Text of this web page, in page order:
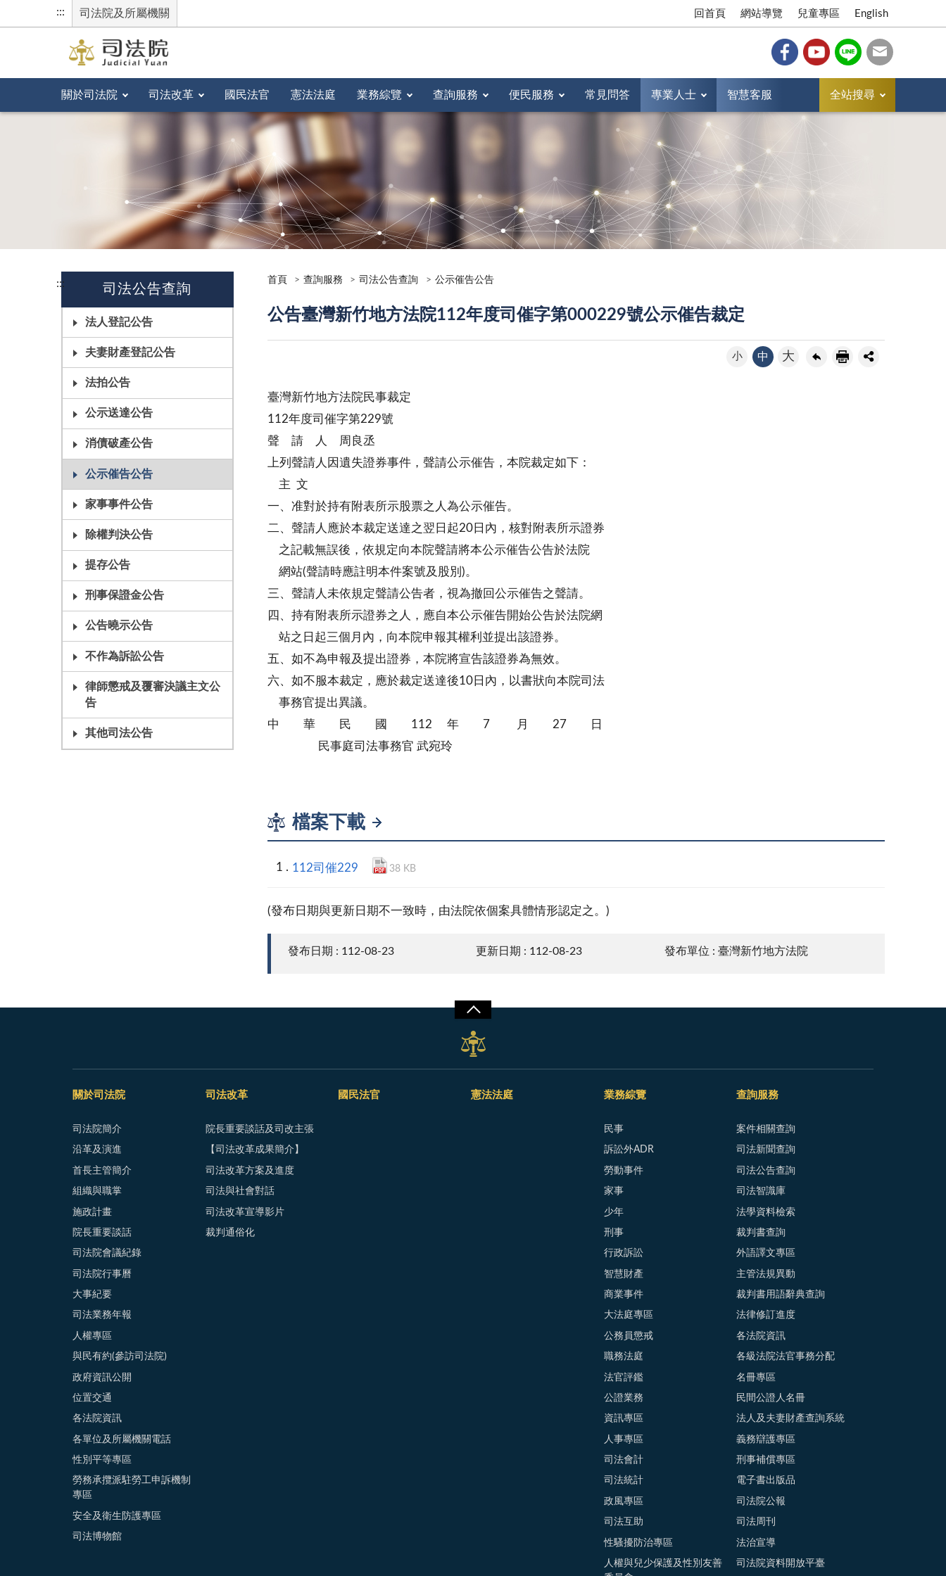
::: 司法院及所屬機關 回首頁 網站導覽 兒童專區 English
關於司法院 司法改革 國民法官 憲法法庭 業務綜覽 查詢服務 便民服務 常見問答 專業人士 智慧客服 全站搜尋
::: 司法公告查詢
法人登記公告
夫妻財產登記公告
法拍公告
公示送達公告
消債破產公告
公示催告公告
家事事件公告
除權判決公告
提存公告
刑事保證金公告
公告曉示公告
不作為訴訟公告
律師懲戒及覆審決議主文公
告
其他司法公告
首頁 查詢服務 司法公告查詢 公示催告公告
公告臺灣新竹地方法院112年度司催字第000229號公示催告裁定
小 中 大
臺灣新竹地方法院民事裁定
112年度司催字第229號
聲 請 人 周良丞
上列聲請人因遺失證券事件，聲請公示催告，本院裁定如下：
主 文
一、准對於持有附表所示股票之人為公示催告。
二、聲請人應於本裁定送達之翌日起20日內，核對附表所示證券
之記載無誤後，依規定向本院聲請將本公示催告公告於法院
網站(聲請時應註明本件案號及股別)。
三、聲請人未依規定聲請公告者，視為撤回公示催告之聲請。
四、持有附表所示證券之人，應自本公示催告開始公告於法院網
站之日起三個月內，向本院申報其權利並提出該證券。
五、如不為申報及提出證券，本院將宣告該證券為無效。
六、如不服本裁定，應於裁定送達後10日內，以書狀向本院司法
事務官提出異議。
中 華 民 國 112 年 7 月 27 日
民事庭司法事務官 武宛玲
檔案下載
112司催229 38 KB
(發布日期與更新日期不一致時，由法院依個案具體情形認定之。)
發布日期 : 112-08-23 更新日期 : 112-08-23 發布單位 : 臺灣新竹地方法院
關於司法院
司法院簡介
沿革及演進
首長主管簡介
組織與職掌
施政計畫
院長重要談話
司法院會議紀錄
司法院行事曆
大事紀要
司法業務年報
人權專區
與民有約(參訪司法院)
政府資訊公開
位置交通
各法院資訊
各單位及所屬機關電話
性別平等專區
勞務承攬派駐勞工申訴機制
專區
安全及衛生防護專區
司法博物館
司法改革
院長重要談話及司改主張
【司法改革成果簡介】
司法改革方案及進度
司法與社會對話
司法改革宣導影片
裁判通俗化
國民法官 憲法法庭 業務綜覽
民事
訴訟外ADR
勞動事件
家事
少年
刑事
行政訴訟
智慧財產
商業事件
大法庭專區
公務員懲戒
職務法庭
法官評鑑
公證業務
資訊專區
人事專區
司法會計
司法統計
政風專區
司法互助
性騷擾防治專區
人權與兒少保護及性別友善
查詢服務
案件相關查詢
司法新聞查詢
司法公告查詢
司法智識庫
法學資料檢索
裁判書查詢
外語譯文專區
主管法規異動
裁判書用語辭典查詢
法律修訂進度
各法院資訊
各級法院法官事務分配
名冊專區
民間公證人名冊
法人及夫妻財產查詢系統
義務辯護專區
刑事補償專區
電子書出版品
司法院公報
司法周刊
法治宣導
司法院資料開放平臺